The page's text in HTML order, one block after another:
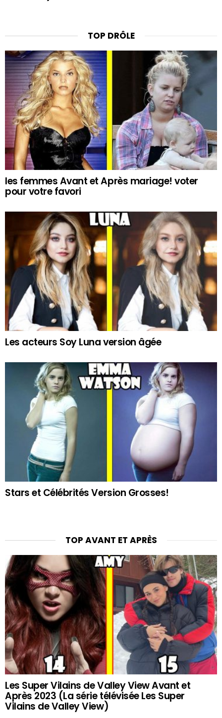
TOP DRÔLE
les femmes Avant et Après mariage! voter
pour votre favori
Les acteurs Soy Luna version âgée
Stars et Célébrités Version Grosses!
TOP AVANT ET APRÈS
Les Super Vilains de Valley View Avant et
Après 2023 (La série télévisée Les Super
Vilains de Valley View)